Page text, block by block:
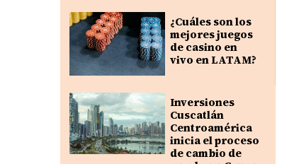
¿Cuáles son los
mejores juegos
de casino en
vivo en LATAM?
Inversiones
Cuscatlán
Centroamérica
inicia el proceso
de cambio de